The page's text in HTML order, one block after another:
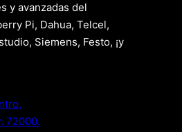
y avanzadas del
Pi, Dahua, Telcel,
Siemens, Festo, ¡y
72000.